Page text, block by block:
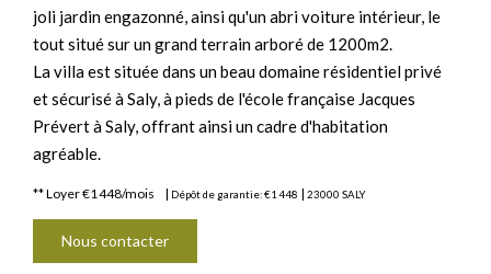
joli jardin engazonné, ainsi qu'un abri voiture intérieur, le
tout situé sur un grand terrain arboré de 1200m2.
La villa est située dans un beau domaine résidentiel privé
et sécurisé à Saly, à pieds de l'école française Jacques
Prévert à Saly, offrant ainsi un cadre d'habitation
agréable.
**Loyer €1 448/mois | Dépôt de garantie: €1 448 | 23000 SALY
Nous contacter